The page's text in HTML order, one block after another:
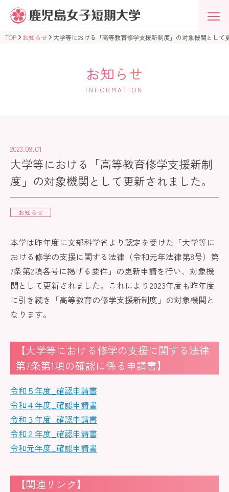
鹿
児
島
女
子
園
TOP お知らせ 大学等における「高等教育修学支援新制度」の対象機関として
お知らせ
INFORMATION
2023.09.01
大学等における「高等教育修学支援新制
度」の対象機関として更新されました。
お知らせ
本学は昨年度に文部科学省より認定を受けた「大学等に
おける修学の支援に関する法律（令和元年法律第8号）第
7条第2項各号に掲げる要件」の更新申請を行い、対象機
関として更新されました。これにより2023年度も昨年度
に引き続き「高等教育の修学支援新制度」の対象機関と
なります。
【大学等における修学の支援に関する法律
第7条第1項の確認に係る申請書】
令和５年度_確認申請書
令和４年度_確認申請書
令和３年度_確認申請書
令和２年度_確認申請書
令和元年度_確認申請書
【関連リンク】